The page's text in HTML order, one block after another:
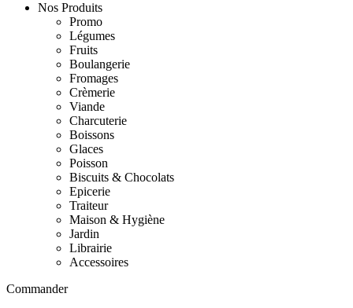
Nos Produits
Promo
Légumes
Fruits
Boulangerie
Fromages
Crèmerie
Viande
Charcuterie
Boissons
Glaces
Poisson
Biscuits & Chocolats
Epicerie
Traiteur
Maison & Hygiène
Jardin
Librairie
Accessoires
Commander